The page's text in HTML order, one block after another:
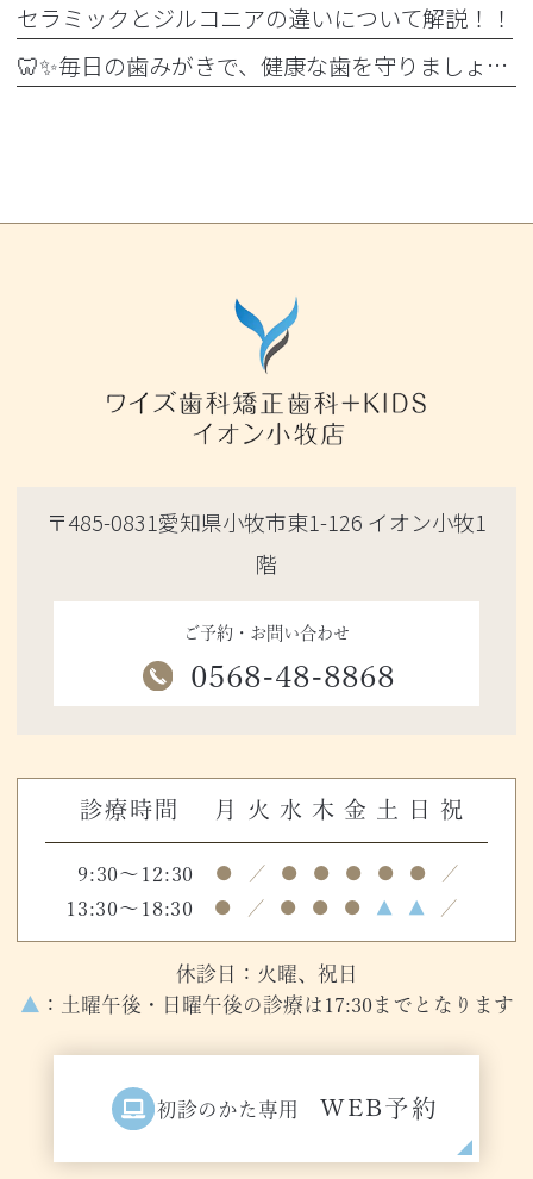
セラミックとジルコニアの違いについて解説！！
🦷✨毎日の歯みがきで、健康な歯を守りましょう✨🪥
〒485-0831愛知県小牧市東1-126 イオン小牧1
階
ご予約・お問い合わせ
0568-48-8868
診療時間 月 火 水 木 金 土 日 祝
9:30～12:30 ● ／ ● ● ● ● ● ／
13:30～18:30 ● ／ ● ● ● ▲ ▲ ／
休診日：火曜、祝日
▲ ：土曜午後・日曜午後の診療は17:30までとなります
初診のかた専用 WEB予約